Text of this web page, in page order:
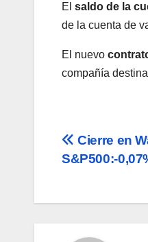
El saldo de la
de la cuenta de
El nuevo
compañía
Cierre en
S&P500:-